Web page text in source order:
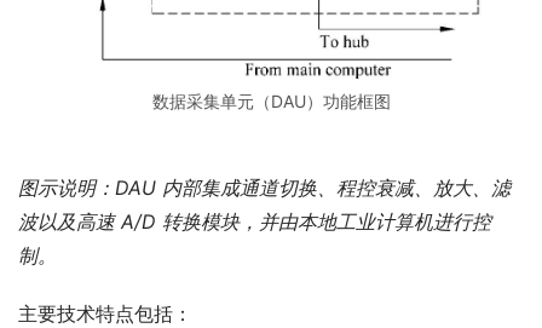
数据采集单元（DAU）功能框图
图示说明：DAU 内部集成通道切换、程控衰减、放大、滤
波以及高速 A/D 转换模块，并由本地工业计算机进行控
制。
主要技术特点包括：